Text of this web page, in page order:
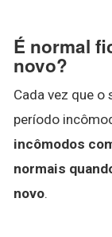
É normal
novo?
Cada vez que o
período
incômodos
normais
novo.